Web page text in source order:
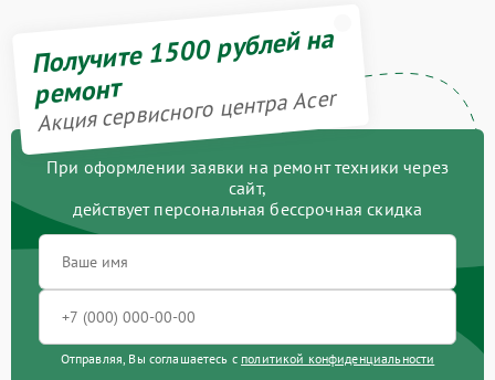
Получите 1500 рублей на
ремонт
Акция сервисного центра Acer
При оформлении заявки на ремонт техники через
сайт,
действует персональная бессрочная скидка
Отправляя, Вы соглашаетесь с политикой конфиденциальности